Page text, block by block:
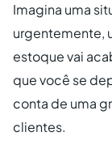
Imagina uma
urgentemente,
estoque vai
que você se
conta de uma
clientes.